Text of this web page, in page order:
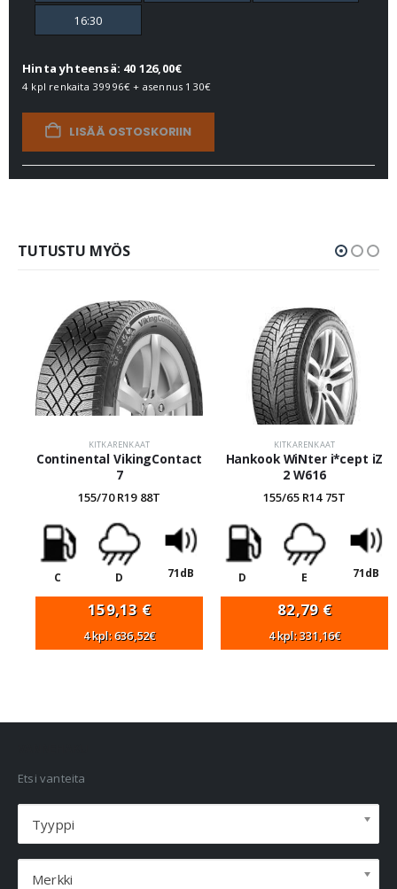
16:30
Hinta yhteensä: 40 126,00€
4 kpl renkaita 39996€ + asennus 130€
LISÄÄ OSTOSKORIIN
TUTUSTU MYÖS
KITKARENKAAT
Continental VikingContact
7
155/70 R19 88T
C D 71dB
159,13 €
4 kpl: 636,52€
KITKARENKAAT
Hankook WiNter i*cept iZ
2 W616
155/65 R14 75T
D E 71dB
82,79 €
4 kpl: 331,16€
Etsi vanteita
Tyyppi
Merkki